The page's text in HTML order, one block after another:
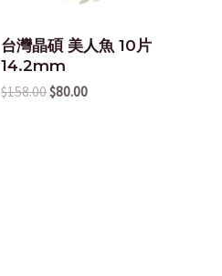
台灣晶碩 美人魚 10片
14.2mm
$158.00$80.00